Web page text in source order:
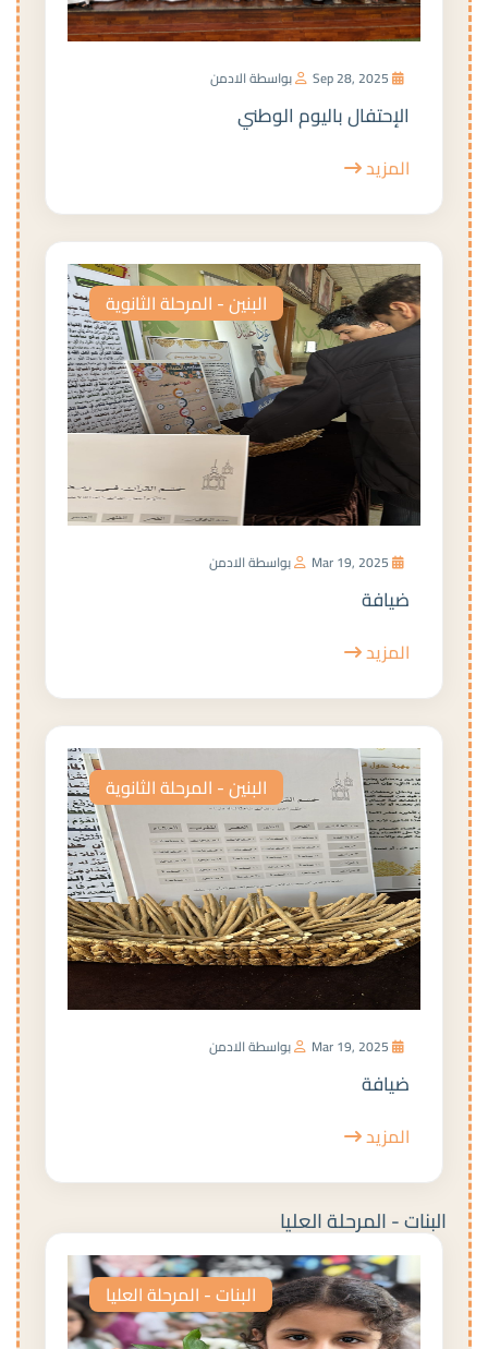
بواسطة الادمن
الإحتفال باليوم الوطني
المزيد
البنين - المرحلة الثانوية
بواسطة الادمن
ضيافة
المزيد
البنين - المرحلة الثانوية
بواسطة الادمن
ضيافة
المزيد
البنات - المرحلة العليا
البنات - المرحلة العليا